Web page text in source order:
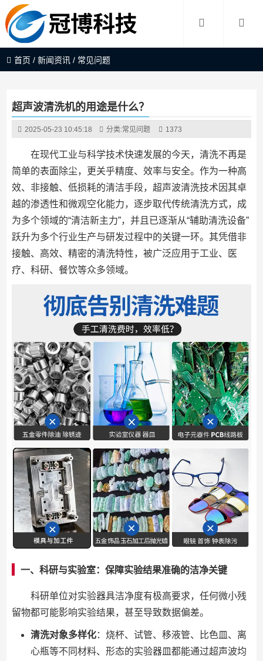
首页 /新闻资讯 / 常见问题
超声波清洗机的用途是什么？
2025-05-23 10:45:18 分类:常见问题 1373
在现代工业与科学技术快速发展的今天，清洗不再是
简单的表面除尘，更关乎精度、效率与安全。作为一种高
效、非接触、低损耗的清洁手段，超声波清洗技术因其卓
越的渗透性和微观空化能力，逐步取代传统清洗方式，成
为多个领域的“清洁新主力”，并且已逐渐从“辅助清洗设备”
跃升为多个行业生产与研发过程中的关键一环。其凭借非
接触、高效、精密的清洗特性，被广泛应用于工业、医
疗、科研、餐饮等众多领域。
一、科研与实验室：保障实验结果准确的洁净关键
科研单位对实验器具洁净度有极高要求，任何微小残
留物都可能影响实验结果，甚至导致数据偏差。
清洗对象多样化：烧杯、试管、移液管、比色皿、离
心瓶等不同材料、形态的实验器皿都能通过超声波均